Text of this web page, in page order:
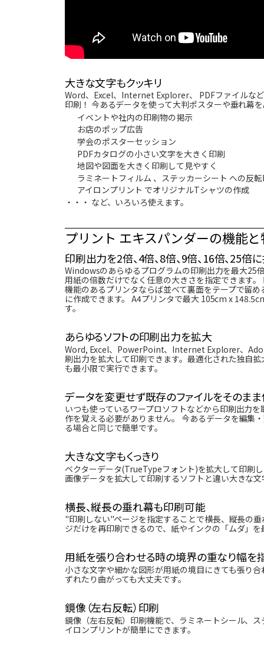
大きな文字もクッキリ
Word、Excel、Internet Explorer、 PDFファイルな
印刷！ 今あるデータを使って大判ポスターや垂れ幕
イベントや社内の印刷物の掲示
お店のポップ広告
学会のポスターセッション
PDFカタログの小さい文字を大きく印刷
地図や図面を大きく印刷して見やすく
ラミネートフィルム 、ステッカーシート への反
アイロンプリント でオリジナルTシャツの作成
・・・ など、いろいろ使えます。
プリント エキスパンダーの機能
印刷出力を2倍、4倍、8倍、9倍、16倍、25倍
Windowsのあらゆるプログラムの印刷出力を最大25
用紙の倍数だけでなく任意の大きさを指定できます
機能のあるプリンタならば並べて裏面をテープで留
に作成できます。 A4プリンタで最大 105cm x
す。
あらゆるソフトの印刷出力を拡大
Word, Excel、PowerPoint、Internet Explorer、
刷出力を拡大して印刷できます。最適化された独自
も最小限で実行できます。
データを変更せず既存のファイルをそのま
いつも使っているワープロソフトなどから印刷出力
作を覚える必要がありません。 今あるデータを編集
る場合と同じで簡単です。
大きな文字もくっきり
ベクターデータ(TrueTypeフォント)を拡大して印刷
画像データを拡大して印刷するソフトと違い大きな
横長、縦長の垂れ幕も印刷可能
"印刷しない"ページを指定することで横長、縦長の
ジだけを再印刷できるので、紙やインクの「ムダ」
用紙を張り合わせる時の境界の重なり幅を
小さな文字や細かな図形が用紙の境目にきても張り
ずれたり曲がっても大丈夫です。
鏡像（左右反転）印刷
鏡像（左右反転）印刷機能で、ラミネートシール、
イロンプリントが簡単にできます。